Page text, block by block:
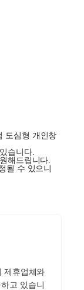
도심형 개인창
습니다.
해드립니다.
될 수 있으니
제휴업체와
고 있습니